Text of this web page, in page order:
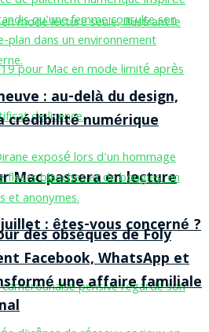
Mac passera en lecture
: êtes-vous concerné ?
: au-delà du design,
crédibilité numérique
des obsèques de Foly
Facebook, WhatsApp et
une affaire familiale